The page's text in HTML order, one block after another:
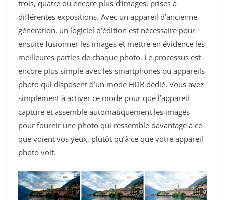
trois, quatre ou encore plus d’images, prises à
différentes expositions. Avec un appareil d’ancienne
génération, un logiciel d’édition est nécessaire pour
ensuite fusionner les images et mettre en évidence les
meilleures parties de chaque photo. Le processus est
encore plus simple avec les smartphones ou appareils
photo qui disposent d’un mode HDR dédié. Vous avez
simplement à activer ce mode pour que l’appareil
capture et assemble automatiquement les images
pour fournir une photo qui ressemble davantage à ce
que voient vos yeux, plutôt qu’à ce que votre appareil
photo voit.